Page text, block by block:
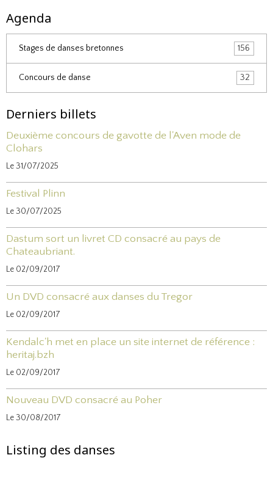
Agenda
Stages de danses bretonnes 156
Concours de danse 32
Derniers billets
Deuxième concours de gavotte de l'Aven mode de
Clohars
Le 31/07/2025
Festival Plinn
Le 30/07/2025
Dastum sort un livret CD consacré au pays de
Chateaubriant.
Le 02/09/2017
Un DVD consacré aux danses du Tregor
Le 02/09/2017
Kendalc'h met en place un site internet de référence :
heritaj.bzh
Le 02/09/2017
Nouveau DVD consacré au Poher
Le 30/08/2017
Listing des danses